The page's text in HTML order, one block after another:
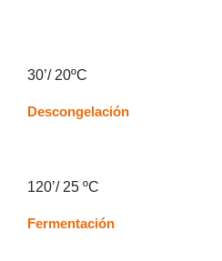
30’/ 20ºC
Descongelación
120’/ 25 ºC
Fermentación